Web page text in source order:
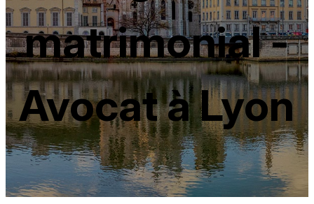
matrimonial -
Avocat à Lyon